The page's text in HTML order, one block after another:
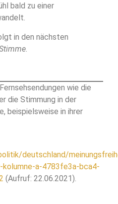
bald zu einer
in den nächsten
wie die
die Stimmung in der
beispielsweise in ihrer
deutschland/
a-4783fe3a-bca4-
(Aufruf: 22.06.2021).